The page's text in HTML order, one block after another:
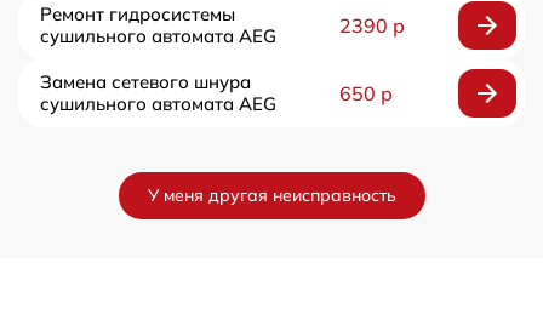
Ремонт гидросистемы
сушильного автомата AEG
2390 р
Замена сетевого шнура
сушильного автомата AEG
650 р
У меня другая неисправность